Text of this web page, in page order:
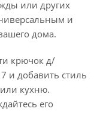
или других
и
дома.
крючок д/
и добавить стиль
кухню.
его